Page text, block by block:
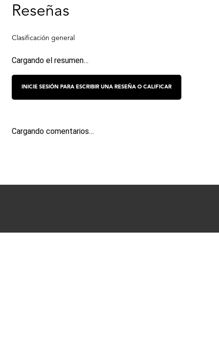
Cargando el resumen…
Cargando comentarios…